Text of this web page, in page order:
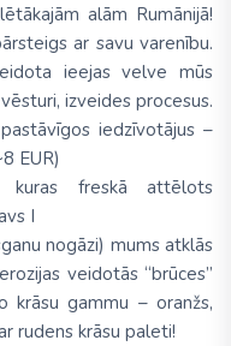
alām Rumānijā!
ar savu varenību.
ieejas velve mūs
izveides procesus.
iedzīvotājus –
EUR)
kuras freskā attēlots
I
nogāzi) mums atklās
veidotās “brūces”
krāsu gammu – oranžs,
rudens krāsu paleti!